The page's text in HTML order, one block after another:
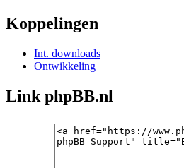
Koppelingen
Int. downloads
Ontwikkeling
Link phpBB.nl